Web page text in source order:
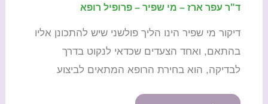
–
רופא
ד"ר עפר ארז – מי שפיר – פרופיל רופא
דיקור מי שפיר הינו הליך פולשני שיש להתכונן אליו
בהתאם, ואחד הצעדים שכדאי לנקוט בדרך
לבדיקה, הוא בחירת הרופא המתאים לביצוע
ד"ר
–
מי